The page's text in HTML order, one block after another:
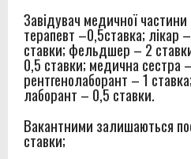
Завідувач медичної
терапевт –0,5ставка; лікар
ставки; фельдшер – 2
0,5 ставки; медична сестра
рентгенолаборант – 1
лаборант – 0,5 ставки.
Вакантними залишаються
ставки;